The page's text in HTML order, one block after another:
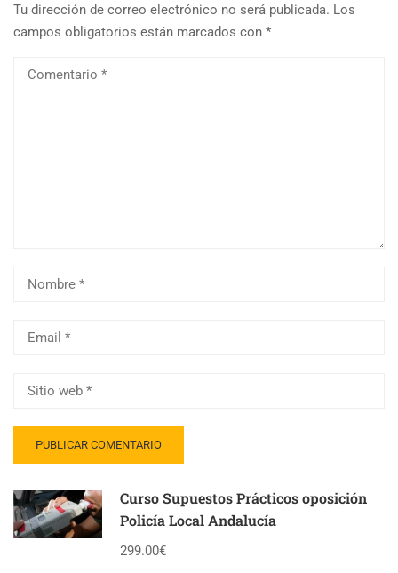
Tu dirección de correo electrónico no será publicada. Los
campos obligatorios están marcados con *
Curso Supuestos Prácticos oposición
Policía Local Andalucía
299.00€